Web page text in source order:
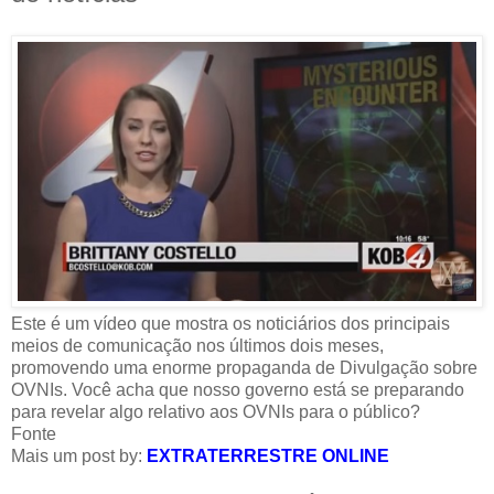
Este é um vídeo que mostra os noticiários dos principais
meios de comunicação nos últimos dois meses,
promovendo uma enorme propaganda de Divulgação sobre
OVNIs. Você acha que nosso governo está se preparando
para revelar algo relativo aos OVNIs para o público?
Fonte
Mais um post by: EXTRATERRESTRE ONLINE